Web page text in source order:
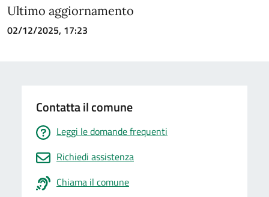
Ultimo aggiornamento
02/12/2025, 17:23
Contatta il comune
Leggi le domande frequenti
Richiedi assistenza
Chiama il comune